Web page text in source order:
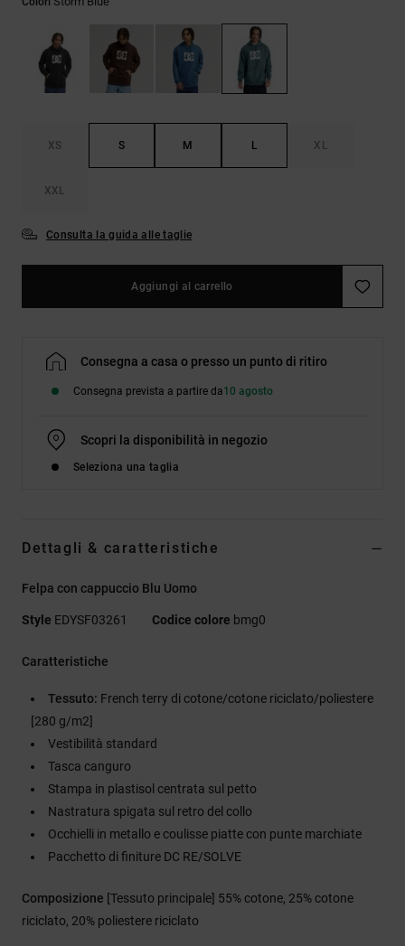
zaini
Cinture e
portamonete
alle
domande
più
frequenti e
accedi al
modulo di
XS S M L XL
XXL
Consulta la guida alle taglie
Aggiungi al carrello
Consegna a casa o presso un punto di ritiro
Consegna prevista a partire da10 agosto
Scopri la disponibilità in negozio
Seleziona una taglia
Dettagli & caratteristiche
Felpa con cappuccio Blu Uomo
Style EDYSF03261 Codice colore bmg0
Caratteristiche
Tessuto: French terry di cotone/cotone riciclato/poliestere
[280 g/m2]
Vestibilità standard
Tasca canguro
Stampa in plastisol centrata sul petto
Nastratura spigata sul retro del collo
Occhielli in metallo e coulisse piatte con punte marchiate
Pacchetto di finiture DC RE/SOLVE
Composizione [Tessuto principale] 55% cotone, 25% cotone
riciclato, 20% poliestere riciclato